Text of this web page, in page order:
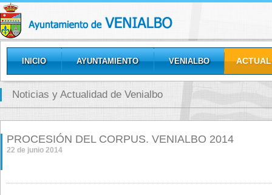
INICIO AYUNTAMIENTO VENIALBO
GALERÍAS
Noticias y Actualidad de Venialbo
PROCESIÓN DEL CORPUS. VENIALBO 2014
22 de junio 2014